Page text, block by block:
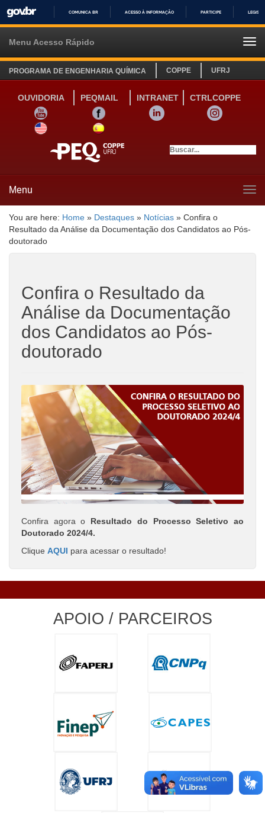
IR
COMUNICA BR ACESSO À INFORMAÇÃO PARTICIPE
Menu Acesso Rápido
PROGRAMA DE ENGENHARIA QUÍMICA COPPE UFRJ
OUVIDORIA PEQMAIL INTRANET
CTRLCOPPE
YOUTUBE
FACEBOOK LINKEDIN
INSTAGRAM
SITE INGLÊS
LINK SITE ESPANHOL
Menu
You are here: Home » Destaques » Notícias » Confira o
Resultado da Análise da Documentação dos Candidatos ao Pós-
doutorado
Confira o Resultado da
Análise da Documentação
dos Candidatos ao Pós-
doutorado
Confira agora o Resultado do Processo Seletivo ao
Doutorado 2024/4.
Clique AQUI para acessar o resultado!
APOIO / PARCEIROS